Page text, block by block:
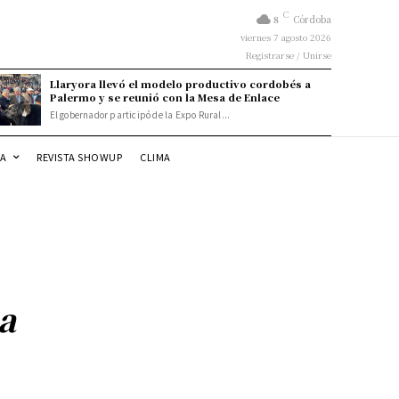
8 C Córdoba
viernes 7 agosto 2026
Registrarse / Unirse
Llaryora llevó el modelo productivo cordobés a
Palermo y se reunió con la Mesa de Enlace
El gobernador participó de la Expo Rural...
REVISTA SHOWUP CLIMA